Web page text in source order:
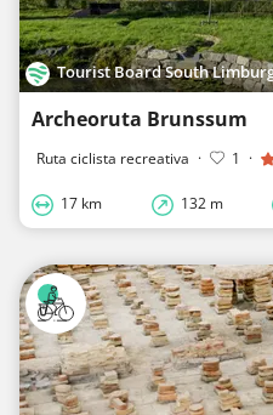
Tourist Board South
Archeoruta Brunssum
Ruta ciclista recreativa · 1 ·
17 km 132 m